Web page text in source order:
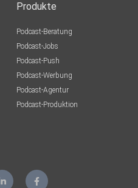
Produkte
Podcast-Beratung
Podcast-Jobs
Podcast-Push
Podcast-Werbung
Podcast-Agentur
Podcast-Produktion